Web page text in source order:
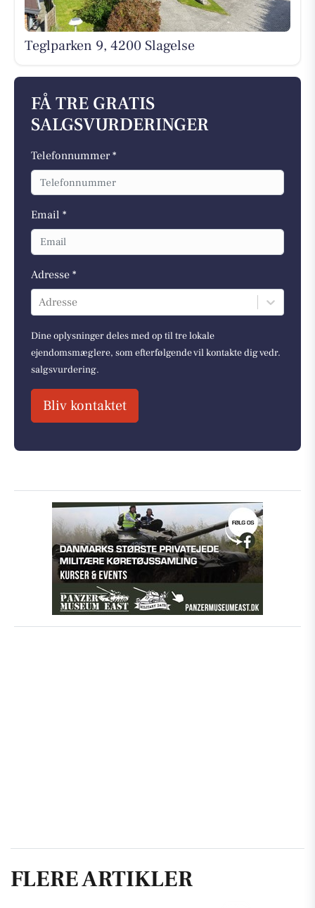
Teglparken 9, 4200 Slagelse
FÅ TRE GRATIS
SALGSVURDERINGER
Telefonnummer *
Email *
Adresse *
Adresse
Dine oplysninger deles med op til tre lokale
ejendomsmæglere, som efterfølgende vil kontakte dig vedr.
salgsvurdering.
Bliv kontaktet
FLERE ARTIKLER